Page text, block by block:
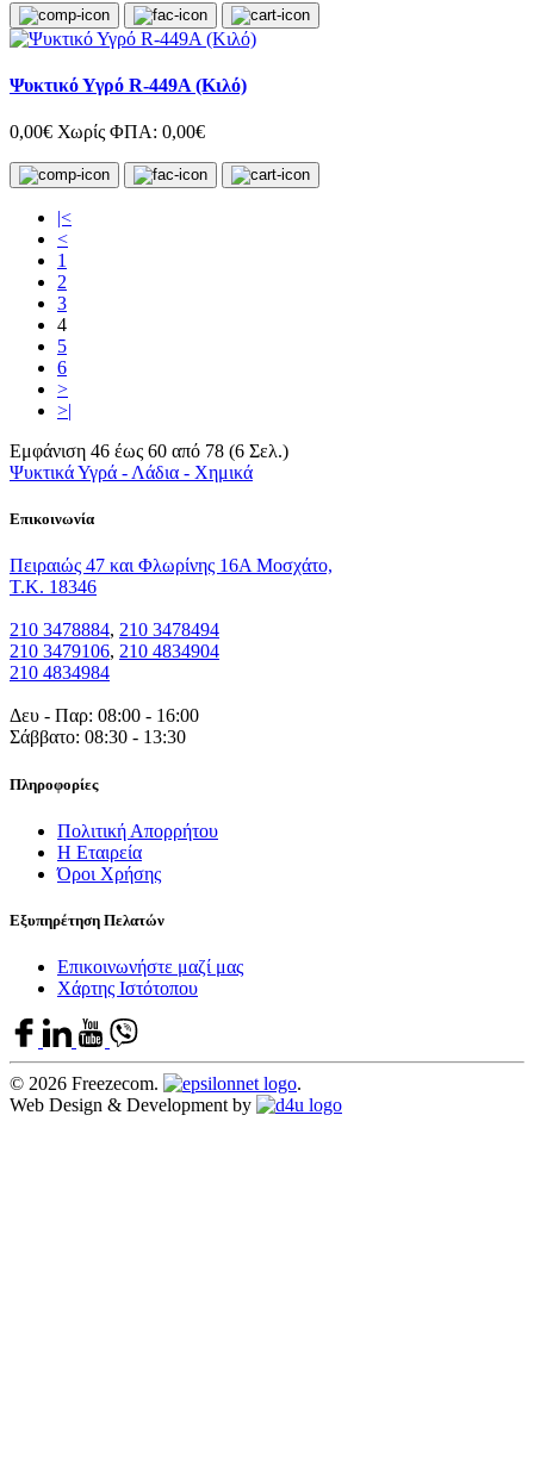
Ψυκτικό Υγρό R-449A (Κιλό)
0,00€ Χωρίς ΦΠΑ: 0,00€
|<
<
1
2
3
4
5
6
>
>|
Εμφάνιση 46 έως 60 από 78 (6 Σελ.)
Ψυκτικά Υγρά - Λάδια - Χημικά
Eπικοινωνία
Πειραιώς 47 και Φλωρίνης 16Α Μοσχάτο,
T.K. 18346
210 3478884, 210 3478494
210 3479106, 210 4834904
210 4834984
Δευ - Παρ: 08:00 - 16:00
Σάββατο: 08:30 - 13:30
Πληροφορίες
Πολιτική Απορρήτου
Η Εταιρεία
Όροι Χρήσης
Εξυπηρέτηση Πελατών
Επικοινωνήστε μαζί μας
Χάρτης Ιστότοπου
© 2026 Freezecom.
.
Web Design & Development by